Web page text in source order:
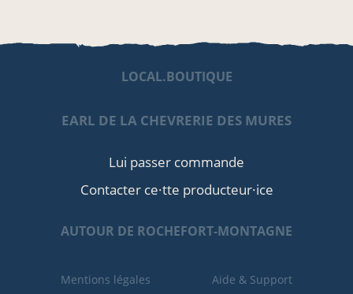
LOCAL.BOUTIQUE
EARL DE LA CHEVRERIE DES MURES
Lui passer commande
Contacter ce·tte producteur·ice
AUTOUR DE ROCHEFORT-MONTAGNE
Mentions légales Aide & Support